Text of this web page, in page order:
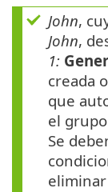
John,
John,
1:
creada
que
el
Se